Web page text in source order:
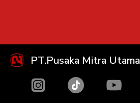
PT.Pusaka Mitra Utama